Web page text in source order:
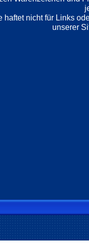
haftet nicht für Links
unserer